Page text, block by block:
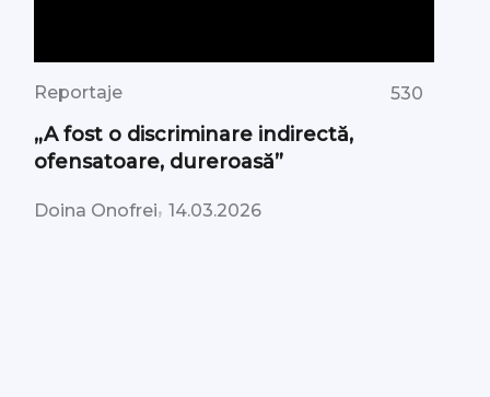
Reportaje 530
„A fost o discriminare indirectă,
ofensatoare, dureroasă”
Doina Onofrei,14.03.2026